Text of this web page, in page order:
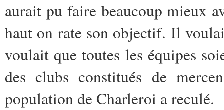
aurait pu faire beaucoup mieux
haut on rate son objectif. Il
voulait que toutes les équipes
des clubs constitués de
population de Charleroi a reculé.